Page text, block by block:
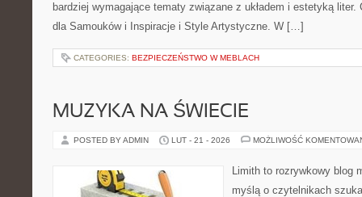
bardziej wymagające tematy związane z układem i estetyką liter.
dla Samouków i Inspiracje i Style Artystyczne. W […]
CATEGORIES: BEZPIECZEŃSTWO W MEBLACH
MUZYKA NA ŚWIECIE
POSTED BY ADMIN LUT - 21 - 2026 MOŻLIWOŚĆ
Limith to rozrywkowy blog
myślą o czytelnikach